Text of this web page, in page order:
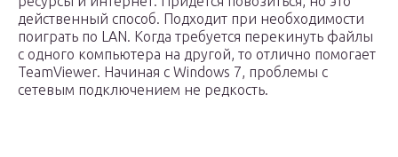
действенный способ. Подходит при необходимости
поиграть по LAN. Когда требуется перекинуть файлы
с одного компьютера на другой, то отлично помогает
TeamViewer. Начиная с Windows 7, проблемы с
сетевым подключением не редкость.